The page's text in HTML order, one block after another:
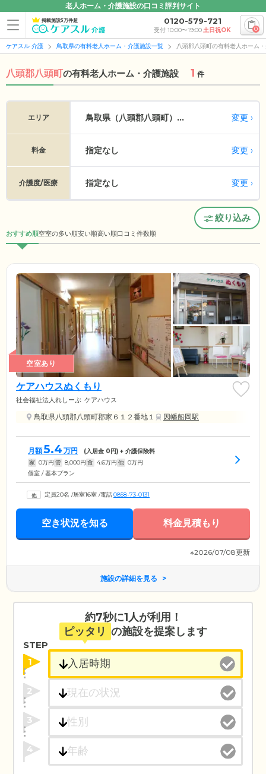
老人ホーム・介護施設の口コミ評判サイト
掲載施設5万件超 0120-579-721
受付 10:00〜19:00土日祝OK 0
ケアスル 介護 鳥取県の有料老人ホーム・介護施設一覧 八頭郡八頭町の有料老人ホーム
八頭郡八頭町の有料老人ホーム・介護施設 1 件
エリア 鳥取県（八頭郡八頭町）... 変更
料金 指定なし 変更
介護度/医療 指定なし 変更
絞り込み
おすすめ順空室の多い順安い順高い順口コミ件数順
空室あり
ケアハウスぬくもり
社会福祉法人れしーぶ ケアハウス
鳥取県八頭郡八頭町郡家６１２番地１ 因幡船岡駅
月額5.4 万円 (入居金 0円) + 介護保険料
家 0万円 管 8,000円 食 4.6万円 他 0万円
個室 / 基本プラン
定員20名 /居室16室 /電話0858-73-0131
空き状況を知る 料金見積もり
※2026/07/08更新
施設の詳細を見る
約7秒に1人が利用！
ピッタリ の施設を提案します
STEP
1
2
3
4